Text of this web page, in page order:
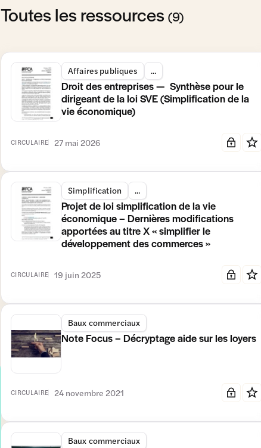
Toutes les ressources (9)
Affaires publiques ...
Droit des entreprises — Synthèse pour le
dirigeant de la loi SVE (Simplification de la
vie économique)
CIRCULAIRE 27 mai 2026
Simplification ...
Projet de loi simplification de la vie
économique – Dernières modifications
apportées au titre X « simplifier le
développement des commerces »
CIRCULAIRE 19 juin 2025
Baux commerciaux
Note Focus – Décryptage aide sur les loyers
CIRCULAIRE 24 novembre 2021
Baux commerciaux